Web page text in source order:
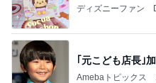
ディズニーファン
｢元こども店長｣
Amebaトピックス